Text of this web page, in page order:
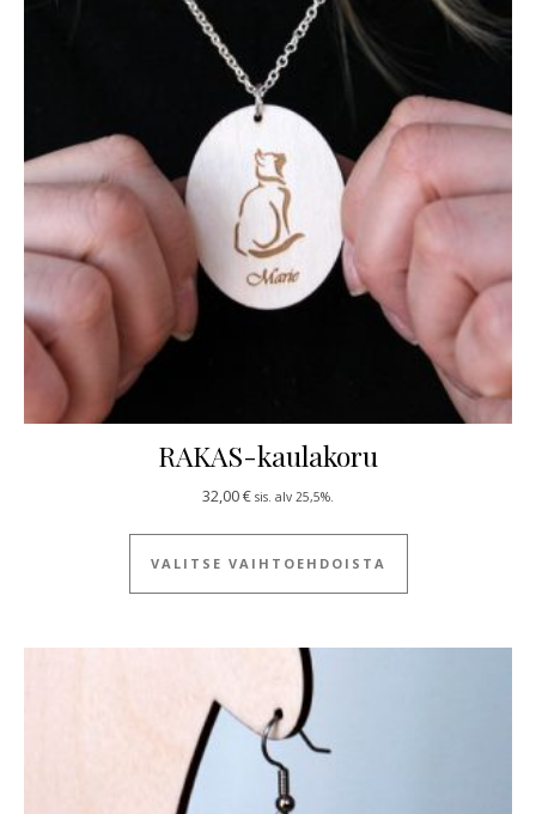
RAKAS-kaulakoru
32,00€ sis. alv 25,5%.
VALITSE VAIHTOEHDOISTA
Tällä tuotteella